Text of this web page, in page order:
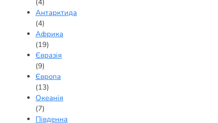
Антарктида
(4)
Африка
(19)
Євразія
(9)
Європа
(13)
Океанія
(7)
Південна